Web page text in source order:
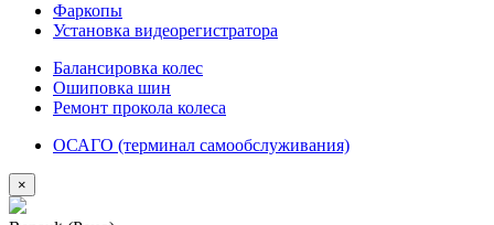
Фаркопы
Установка видеорегистратора
Балансировка колес
Ошиповка шин
Ремонт прокола колеса
ОСАГО (терминал самообслуживания)
×